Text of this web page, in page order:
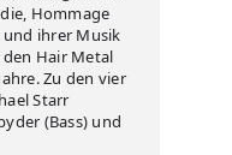
Hommage
ihrer Musik
Hair Metal
Zu den vier
Starr
(Bass) und